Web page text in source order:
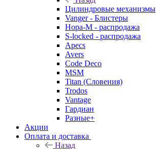
Цилиндровые механизмы
Vanger - Блистеры
Нора-М - распродажа
S-locked - распродажа
Apecs
Avers
Code Deco
MSM
Titan (Словения)
Trodos
Vantage
Гардиан
Разные+
Акции
Оплата и доставка
Назад